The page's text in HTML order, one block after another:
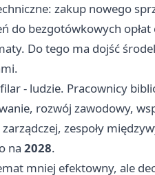
zakup nowego
do bezgotówkowych
Do tego ma dojść
- ludzie. Pracownicy
rozwój zawodowy,
zespoły
na 2028.
mniej efektowny, ale